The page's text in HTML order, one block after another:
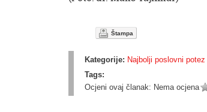
Štampa
Kategorije: Najbolji poslovni potez
Tags:
Ocjeni ovaj članak: Nema ocjena